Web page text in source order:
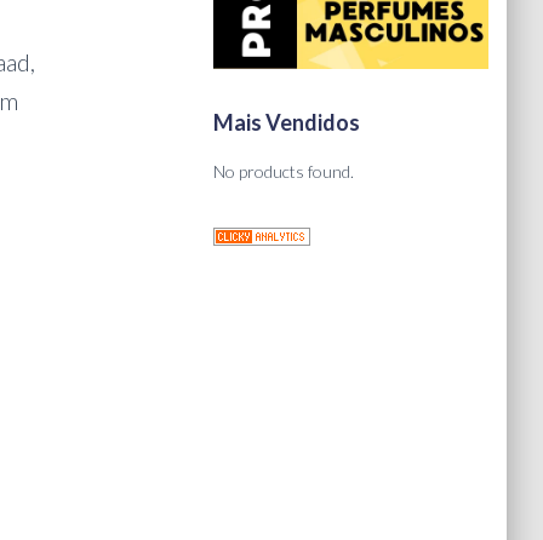
Mais Vendidos
No products found.